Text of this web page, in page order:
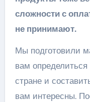
сложности с
не принимают.
Мы подготовили
вам
стране и
вам интересны.